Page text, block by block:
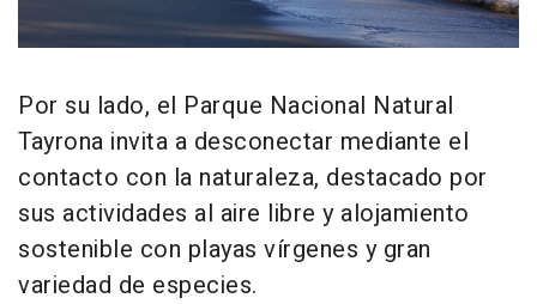
Por su lado, el Parque Nacional Natural
Tayrona invita a desconectar mediante el
contacto con la naturaleza, destacado por
sus actividades al aire libre y alojamiento
sostenible con playas vírgenes y gran
variedad de especies.